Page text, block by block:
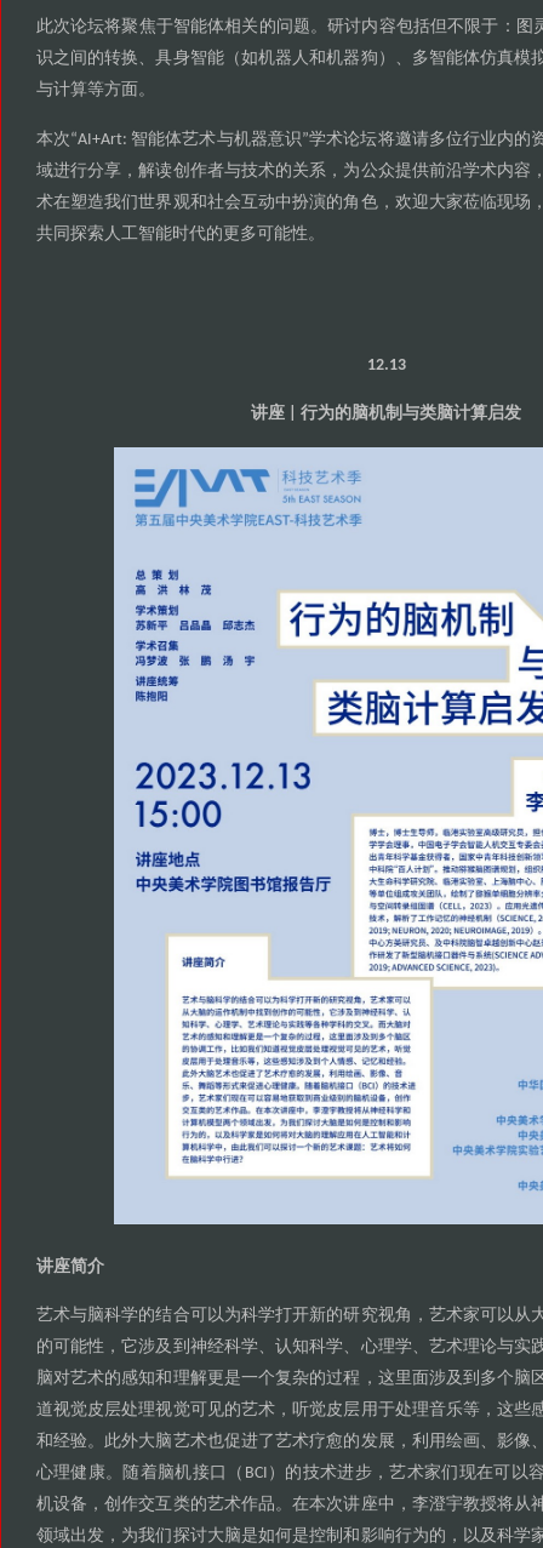
此次论坛将聚焦于智能体相关的问题。研讨内容包括但不限于 ： 图
识之间的转换 、具身智能（如机器人和机器狗 ）、 多智能体仿真模
与计算等方面。
本次“AI+Art: 智能体艺术与机器意识”学术论坛将邀请多位行业内的
域进行分享 ，解读创作者与技术的关系 ， 为公众提供前沿学术内容
术在塑造我们世界观和社会互动中扮演的角色， 欢迎大家莅临现场
共同探索人工智能时代的更多可能性。
12.13
讲座 |行为的脑机制与类脑计算启发
讲座简介
艺术与脑科学的结合可以为科学打开新的研究视角 ， 艺术家可以从
的可能性 ，它涉及到神经科学、认知科学、 心理学、 艺术理论与实
脑对艺术的感知和理解更是一个复杂的过程 ， 这里面涉及到多个脑
道视觉皮层处理视觉可见的艺术 ，听觉皮层用于处理音乐等 ，这些
和经验。 此外大脑艺术也促进了艺术疗愈的发展 ， 利用绘画、影像
心理健康。 随着脑机接口 （BCI） 的技术进步，艺术家们现在可以
机设备 ，创作交互类的艺术作品。在本次讲座中 ， 李澄宇教授将从
领域出发 ， 为我们探讨大脑是如何是控制和影响行为的 ， 以及科学